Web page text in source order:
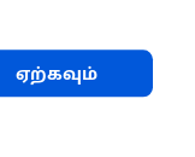
ஏற்கவும்